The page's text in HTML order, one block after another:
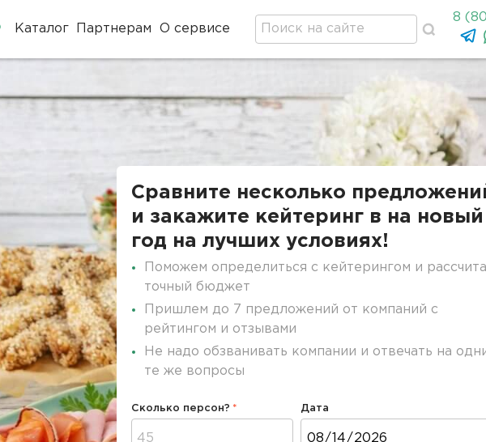
Каталог Партнерам О сервисе
8
Сравните несколько
и закажите кейтеринг в на новый
год на лучших условиях!
Поможем определиться с кейтерингом и
точный бюджет
Пришлем до 7 предложений от компаний с
рейтингом и отзывами
Не надо обзванивать компании и отвечать на
те же вопросы
Сколько персон? Дата